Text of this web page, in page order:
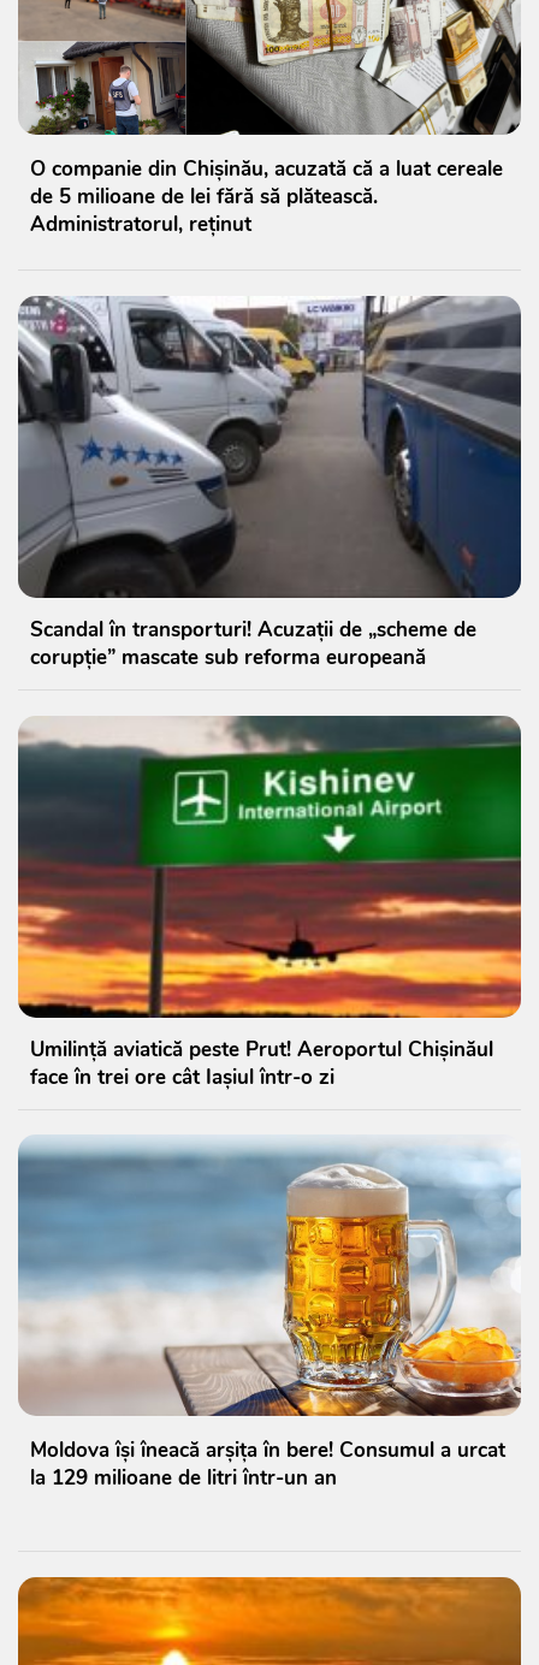
O companie din Chișinău, acuzată că a luat cereale
de 5 milioane de lei fără să plătească.
Administratorul, reținut
Scandal în transporturi! Acuzații de „scheme de
corupție” mascate sub reforma europeană
Umilință aviatică peste Prut! Aeroportul Chișinăul
face în trei ore cât Iașiul într-o zi
Moldova își îneacă arșița în bere! Consumul a urcat
la 129 milioane de litri într-un an